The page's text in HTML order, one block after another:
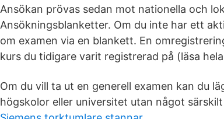
Ansökan prövas sedan mot nationella och
Ansökningsblanketter. Om du inte har ett
om examen via en blankett. En
kurs du tidigare varit registrerad på (läsa
Om du vill ta ut en generell examen kan du
högskolor eller universitet utan något